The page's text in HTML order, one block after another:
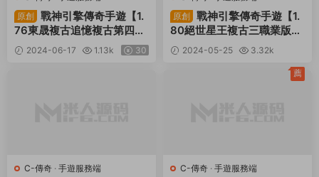
原創
戰神引擎傳奇手遊【1.
76東晟複古追憶複古第四
季】Win一鍵服務端+安卓蘋
果雙端+GM授權物品後台
2024-06-17 1.13k 30
原創
戰神引擎傳奇手遊【1.
80絕世星王複古三職業版
本】Win一鍵服務端+安卓蘋
果雙端+GM後台+視頻架設
2024-05-25
3.32k
C-傳奇 · 手遊服務端
C-傳奇 · 手遊服務端
薦